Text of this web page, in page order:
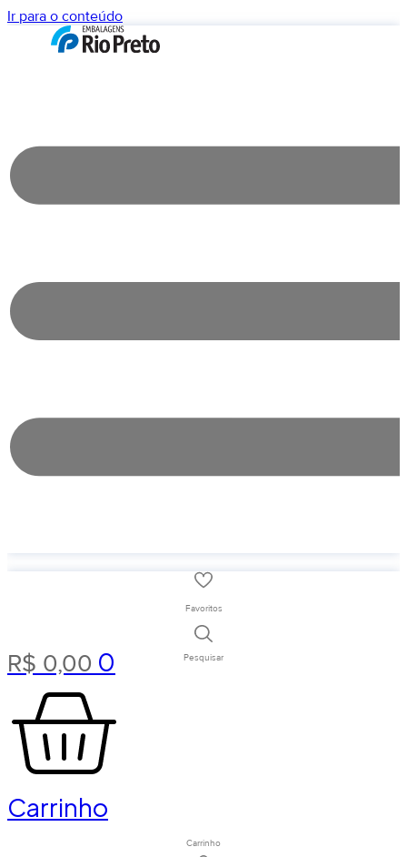
Ir para o conteúdo
Favoritos
Pesquisar
R$ 0,00 0
Carrinho
Carrinho